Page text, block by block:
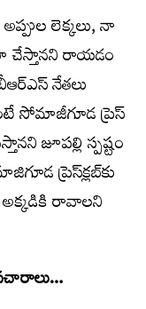
లెక్కలు, నా
చేస్తానని రాయడం
నేతలు
సోమాజీగూడ ప్రెస్
జూపల్లి స్పష్టం
ప్రెస్‌క్లబ్‌కు
అక్కడికి రావాలని